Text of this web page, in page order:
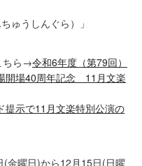
うしんぐら）」
ちら→令和6年度（第79回）
開場40周年記念 11月文楽
提示で11月文楽特別公演の
(金曜日)から12月15日(日曜